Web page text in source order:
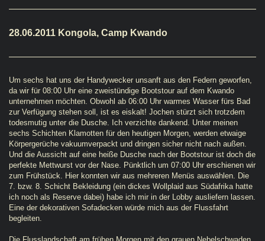
28.06.2011 Kongola, Camp Kwando
Um sechs hat uns der Handywecker unsanft aus den Federn geworfen,
da wir für 08:00 Uhr eine zweistündige Bootstour auf dem Kwando
unternehmen möchten. Obwohl ab 06:00 Uhr warmes Wasser fürs Bad
zur Verfügung stehen soll, ist es eiskalt! Jochen stürzt sich trotzdem
todesmutig unter die Dusche. Ich verzichte dankend. Unter meinen
sechs Schichten Klamotten für den heutigen Morgen, werden etwaige
Körpergerüche vakuumverpackt und dringen sicher nicht nach außen.
Und die Aussicht auf eine heiße Dusche nach der Bootstour ist doch die
perfekte Mettwurst vor der Nase. Pünktlich um 07:00 Uhr erschienen wir
zum Frühstück. Hier konnten wir aus mehreren Menüs auswählen. Die
7. bzw. 8. Schicht Bekleidung (ein dickes Wollplaid aus Südafrika hatte
ich noch als Reserve dabei) habe ich mir in der Lobby ausliefern lassen.
Eine der dekorativen Sofadecken würde mich aus der Flussfahrt
begleiten.